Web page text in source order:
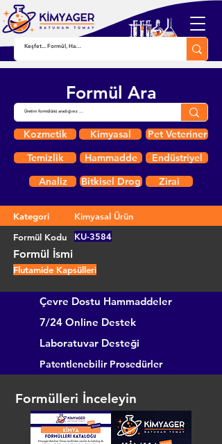
Formül Ara
Kozmetik Kimyasal
Pet Veteriner
Temizlik
Hammadde
Endüstriyel
Analiz
Bitkisel Drog Zirai
Kategori
Kimyasal Ürün
Formül Kodu
KU-3584
Formül İsmi
Flutamide Kapsülleri
Çevre Dostu Hammaddeler
7/24 Online Destek
Laboratuvar Desteği
Patentlenebilir Prosedürler
Formülleri İnceleyin